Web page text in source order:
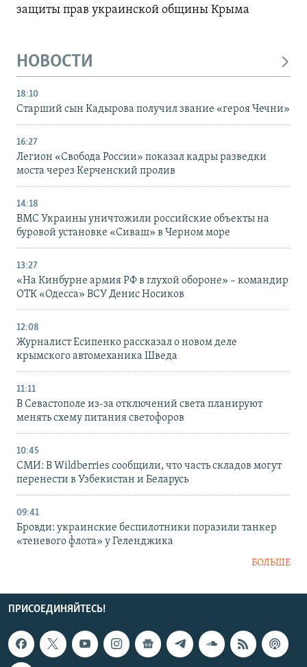
защиты прав украинской общины Крыма
НОВОСТИ
18:10
Старший сын Кадырова получил звание «героя Чечни»
16:27
Легион «Свобода России» показал кадры разведки
моста через Керченский пролив
14:18
ВМС Украины уничтожили российские объекты на
буровой установке «Сиваш» в Черном море
13:27
«На Кинбурне армия РФ в глухой обороне» – командир
ОТК «Одесса» ВСУ Денис Носиков
12:08
Журналист Есипенко рассказал о новом деле
крымского автомеханика Шведа
11:11
В Севастополе из-за отключений света планируют
менять схему питания светофоров
10:45
СМИ: В Wildberries сообщили, что часть складов могут
перенести в Узбекистан и Беларусь
09:41
Бровди: украинские беспилотники поразили танкер
«теневого флота» у Геленджика
БОЛЬШЕ
ПРИСОЕДИНЯЙТЕСЬ!